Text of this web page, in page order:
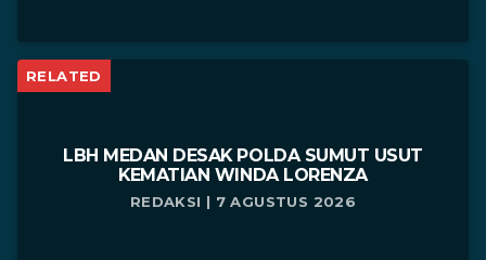
RELATED
LBH MEDAN DESAK POLDA SUMUT USUT
KEMATIAN WINDA LORENZA
REDAKSI | 7 AGUSTUS 2026